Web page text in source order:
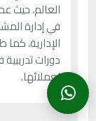
العالم، حيث
في إدارة
الإدارية،
دورات
لعملائها.